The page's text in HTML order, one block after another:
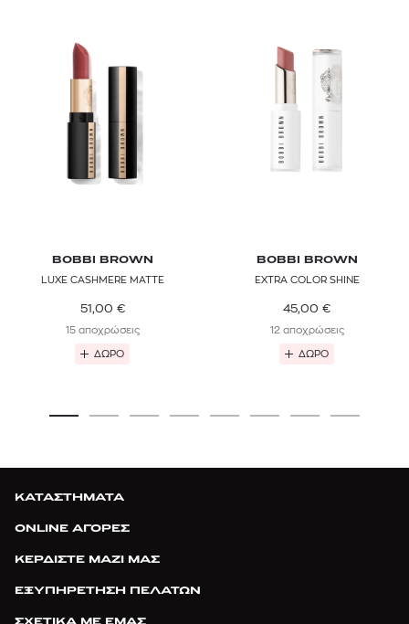
BOBBI BROWN
LUXE CASHMERE MATTE
51,00 €
15 αποχρώσεις
ΔΩΡΟ
BOBBI BROWN
EXTRA COLOR SHINE
45,00 €
12 αποχρώσεις
ΔΩΡΟ
ΚΑΤΑΣΤΗΜΑΤΑ
ONLINE ΑΓΟΡΕΣ
ΚΕΡΔΙΣΤΕ ΜΑΖΙ ΜΑΣ
ΕΞΥΠΗΡΕΤΗΣΗ ΠΕΛΑΤΩΝ